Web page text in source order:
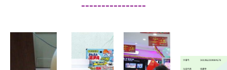
----------------